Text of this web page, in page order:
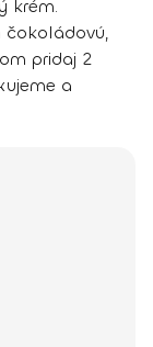
krém.
čokoládovú,
pridaj 2
a